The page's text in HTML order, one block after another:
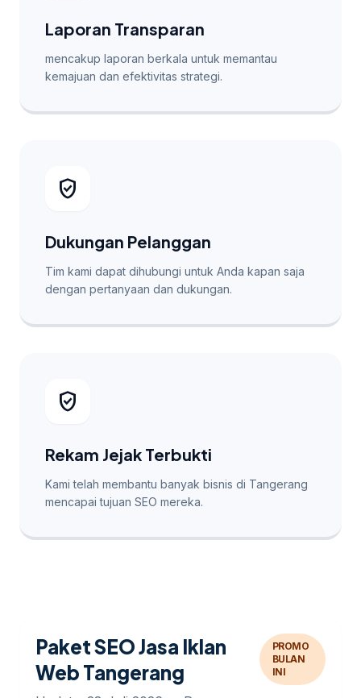
Laporan Transparan
mencakup laporan berkala untuk memantau
kemajuan dan efektivitas strategi.
verified_user
Dukungan Pelanggan
Tim kami dapat dihubungi untuk Anda kapan saja
dengan pertanyaan dan dukungan.
verified_user
Rekam Jejak Terbukti
Kami telah membantu banyak bisnis di Tangerang
mencapai tujuan SEO mereka.
Paket SEO Jasa Iklan
Web Tangerang
PROMO
BULAN
INI